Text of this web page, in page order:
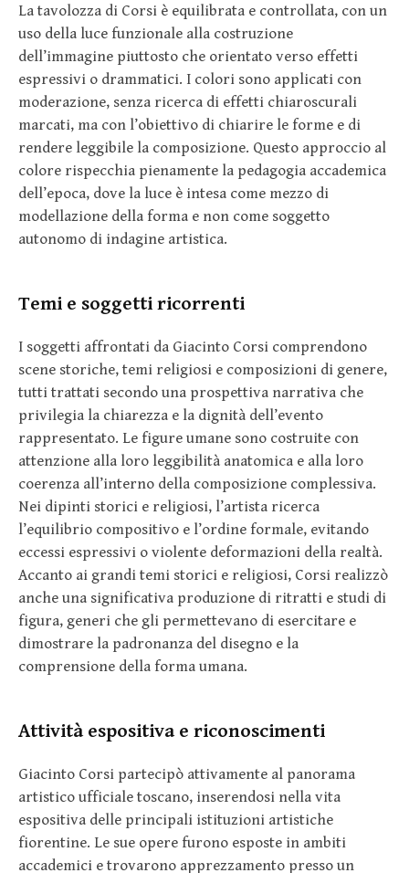
La tavolozza di Corsi è equilibrata e controllata, con un
uso della luce funzionale alla costruzione
dell’immagine piuttosto che orientato verso effetti
espressivi o drammatici. I colori sono applicati con
moderazione, senza ricerca di effetti chiaroscurali
marcati, ma con l’obiettivo di chiarire le forme e di
rendere leggibile la composizione. Questo approccio al
colore rispecchia pienamente la pedagogia accademica
dell’epoca, dove la luce è intesa come mezzo di
modellazione della forma e non come soggetto
autonomo di indagine artistica.
Temi e soggetti ricorrenti
I soggetti affrontati da Giacinto Corsi comprendono
scene storiche, temi religiosi e composizioni di genere,
tutti trattati secondo una prospettiva narrativa che
privilegia la chiarezza e la dignità dell’evento
rappresentato. Le figure umane sono costruite con
attenzione alla loro leggibilità anatomica e alla loro
coerenza all’interno della composizione complessiva.
Nei dipinti storici e religiosi, l’artista ricerca
l’equilibrio compositivo e l’ordine formale, evitando
eccessi espressivi o violente deformazioni della realtà.
Accanto ai grandi temi storici e religiosi, Corsi realizzò
anche una significativa produzione di ritratti e studi di
figura, generi che gli permettevano di esercitare e
dimostrare la padronanza del disegno e la
comprensione della forma umana.
Attività espositiva e riconoscimenti
Giacinto Corsi partecipò attivamente al panorama
artistico ufficiale toscano, inserendosi nella vita
espositiva delle principali istituzioni artistiche
fiorentine. Le sue opere furono esposte in ambiti
accademici e trovarono apprezzamento presso un